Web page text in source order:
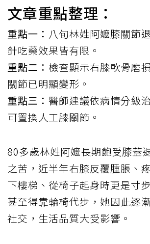
文章重點整理：
重點一： 八旬林姓阿嬤膝關節
針吃藥效果皆有限。
重點二： 檢查顯示右膝軟骨磨
關節已明顯變形。
重點三： 醫師建議依病情分級
可置換人工膝關節。
80多歲林姓阿嬤長期飽受膝蓋
之苦，近半年右膝反覆腫脹、
下樓梯、從椅子起身時更是寸
甚至得靠輪椅代步，她因此逐
社交，生活品質大受影響。